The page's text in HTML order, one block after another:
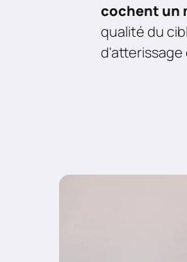
cochent un
qualité du
d'atterissage